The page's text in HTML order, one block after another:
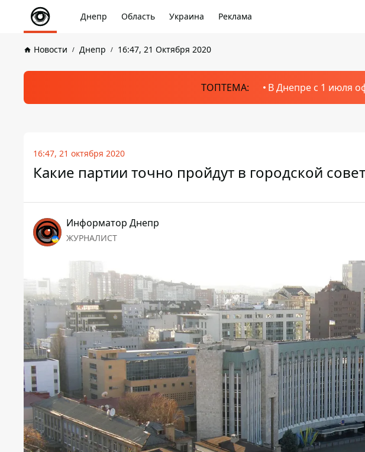
Днепр Область Украина Реклама
Новости Днепр 16:47, 21 Октября 2020
ТОПТЕМА: В Днепре с 1 июля
16:47, 21 октября 2020
Какие партии точно пройдут в городской
Информатор Днепр
ЖУРНАЛИСТ